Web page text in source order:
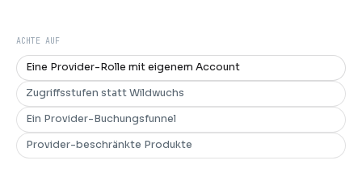
ACHTE AUF
Eine Provider-Rolle mit eigenem Account
Zugriffsstufen statt Wildwuchs
Ein Provider-Buchungsfunnel
Provider-beschränkte Produkte